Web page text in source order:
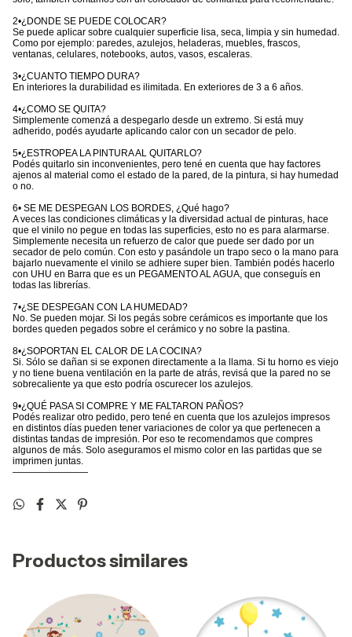
2•¿DONDE SE PUEDE COLOCAR?
Se puede aplicar sobre cualquier superficie lisa, seca, limpia y sin humedad.
Como por ejemplo: paredes, azulejos, heladeras, muebles, frascos,
ventanas, celulares, notebooks, autos, vasos, escaleras.
3•¿CUANTO TIEMPO DURA?
En interiores la durabilidad es ilimitada. En exteriores de 3 a 6 años.
4•¿COMO SE QUITA?
Simplemente comenzá a despegarlo desde un extremo. Si está muy
adherido, podés ayudarte aplicando calor con un secador de pelo.
5•¿ESTROPEA LA PINTURA AL QUITARLO?
Podés quitarlo sin inconvenientes, pero tené en cuenta que hay factores
ajenos al material como el estado de la pared, de la pintura, si hay humedad
o no.
6• SE ME DESPEGAN LOS BORDES, ¿Qué hago?
A veces las condiciones climáticas y la diversidad actual de pinturas, hace
que el vinilo no pegue en todas las superficies, esto no es para alarmarse.
Simplemente necesita un refuerzo de calor que puede ser dado por un
secador de pelo común. Con esto y pasándole un trapo seco o la mano para
bajarlo nuevamente el vinilo se adhiere super bien. También podés hacerlo
con UHU en Barra que es un PEGAMENTO AL AGUA, que conseguís en
todas las librerías.
7•¿SE DESPEGAN CON LA HUMEDAD?
No. Se pueden mojar. Si los pegás sobre cerámicos es importante que los
bordes queden pegados sobre el cerámico y no sobre la pastina.
8•¿SOPORTAN EL CALOR DE LA COCINA?
Si. Sólo se dañan si se exponen directamente a la llama. Si tu horno es viejo
y no tiene buena ventilación en la parte de atrás, revisá que la pared no se
sobrecaliente ya que esto podría oscurecer los azulejos.
9•¿QUÉ PASA SI COMPRE Y ME FALTARON PAÑOS?
Podés realizar otro pedido, pero tené en cuenta que los azulejos impresos
en distintos días pueden tener variaciones de color ya que pertenecen a
distintas tandas de impresión. Por eso te recomendamos que compres
algunos de más. Solo aseguramos el mismo color en las partidas que se
imprimen juntas.
————————
Productos similares